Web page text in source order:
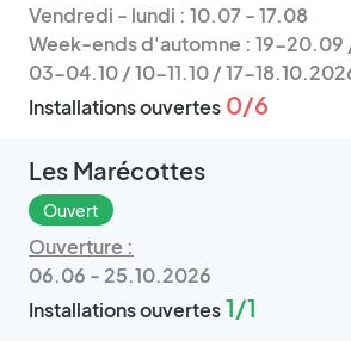
Vendredi - lundi : 10.07 - 17.08
Week-ends d'automne : 19-
03-04.10 / 10-11.10 / 17-
Installations ouvertes 0/6
Les Marécottes
Ouvert
Ouverture :
06.06 - 25.10.2026
Installations ouvertes1/1